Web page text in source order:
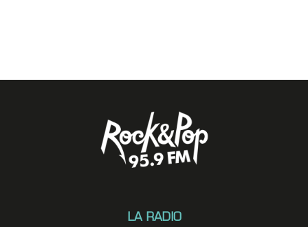
LA RADIO